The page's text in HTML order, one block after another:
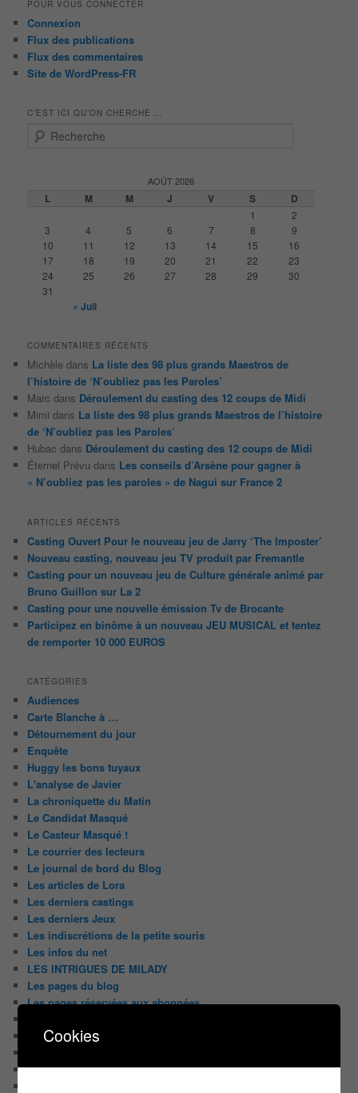
POUR VOUS CONNECTER
Connexion
Flux des publications
Flux des commentaires
Site de WordPress-FR
C’EST ICI QU’ON CHERCHE …
AOÛT 2026
L M M J V S D
1
2
3
4 5 6 7 8
9
10
11 12 13 14 15
16
17
18 19 20 21 22
23
24
25 26 27 28 29
30
31
« Juil
COMMENTAIRES RÉCENTS
Michèle dans La liste des 98 plus grands Maestros de
l’histoire de ‘N’oubliez pas les Paroles’
Marc dans Déroulement du casting des 12 coups de Midi
Mimi dans La liste des 98 plus grands Maestros de l’histoire
de ‘N’oubliez pas les Paroles’
Hubac dans Déroulement du casting des 12 coups de Midi
Éternel Prévu dans Les conseils d’Arsène pour gagner à
« N’oubliez pas les paroles » de Nagui sur France 2
ARTICLES RÉCENTS
Casting Ouvert Pour le nouveau jeu de Jarry ‘The Imposter’
Nouveau casting, nouveau jeu TV produit par Fremantle
Casting pour un nouveau jeu de Culture générale animé par
Bruno Guillon sur La 2
Casting pour une nouvelle émission Tv de Brocante
Participez en binôme à un nouveau JEU MUSICAL et tentez
de remporter 10 000 EUROS
CATÉGORIES
Audiences
Carte Blanche à …
Détournement du jour
Enquête
Huggy les bons tuyaux
L'analyse de Javier
La chroniquette du Matin
Le Candidat Masqué
Le Casteur Masqué !
Le courrier des lecteurs
Le journal de bord du Blog
Les articles de Lora
Les derniers castings
Les derniers Jeux
Les indiscrétions de la petite souris
Les infos du net
LES INTRIGUES DE MILADY
Les pages du blog
Les pages réservées aux abonnées
Les Portraits de Fannette
Non classé
Cookies